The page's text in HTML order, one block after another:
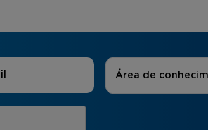
Áreas de Interesse
Área de